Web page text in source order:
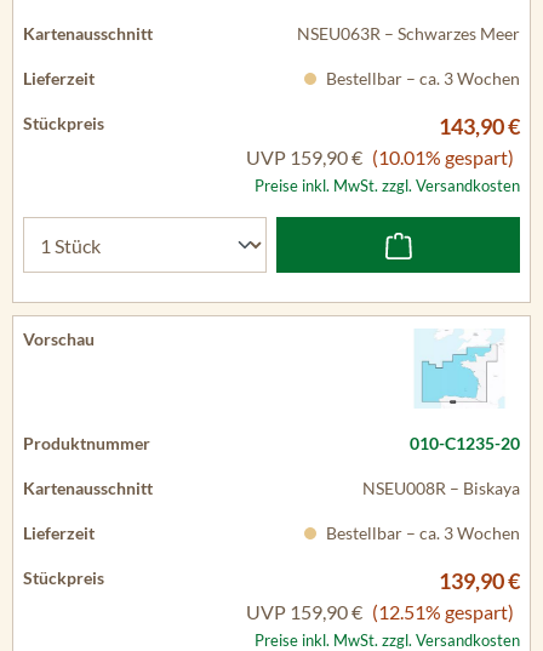
NSEU063R – Schwarzes Meer
Bestellbar – ca. 3 Wochen
143,90 €
UVP 159,90 € (10.01% gespart)
Preise inkl. MwSt. zzgl. Versandkosten
010-C1235-20
NSEU008R – Biskaya
Bestellbar – ca. 3 Wochen
139,90 €
UVP 159,90 € (12.51% gespart)
Preise inkl. MwSt. zzgl. Versandkosten